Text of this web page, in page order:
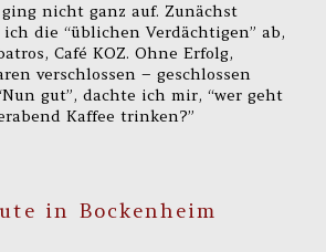
nicht ganz auf. Zunächst
die “üblichen Verdächtigen” ab,
Café KOZ. Ohne Erfolg,
verschlossen – geschlossen
gut”, dachte ich mir, “wer geht
Kaffee trinken?”
in Bockenheim